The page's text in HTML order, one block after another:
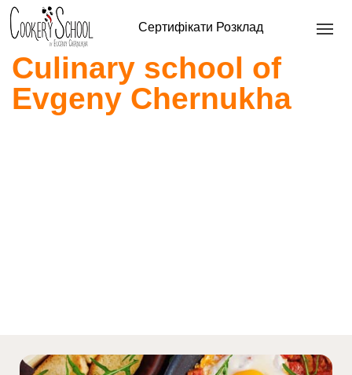
Сертифікати Розклад
Culinary school of
Evgeny Chernukha